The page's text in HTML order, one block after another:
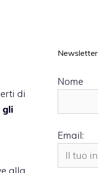
di
gli
alla
Newsletter
Nome
Email: